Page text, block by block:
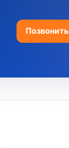
Позвонить